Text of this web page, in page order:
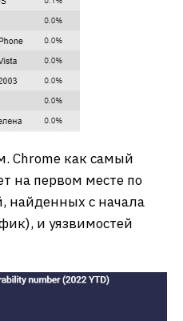
Chrome как самый
на первом месте по
найденных с начала
и уязвимостей